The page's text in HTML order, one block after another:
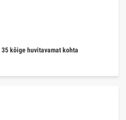
kõige huvitavamat kohta